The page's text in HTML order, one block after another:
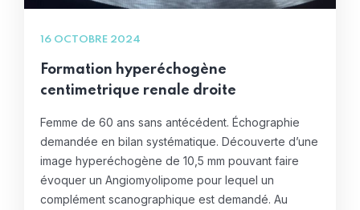
16 OCTOBRE 2024
Formation hyperéchogène
centimetrique renale droite
Femme de 60 ans sans antécédent. Échographie
demandée en bilan systématique. Découverte d’une
image hyperéchogène de 10,5 mm pouvant faire
évoquer un Angiomyolipome pour lequel un
complément scanographique est demandé. Au